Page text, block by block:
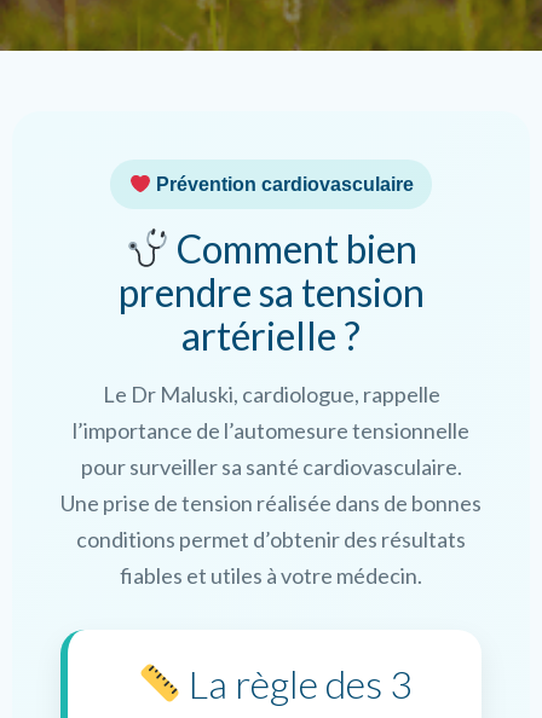
Prévention cardiovasculaire
Comment bien
prendre sa tension
artérielle ?
Le Dr Maluski, cardiologue, rappelle
l’importance de l’automesure tensionnelle
pour surveiller sa santé cardiovasculaire.
Une prise de tension réalisée dans de bonnes
conditions permet d’obtenir des résultats
fiables et utiles à votre médecin.
La règle des 3